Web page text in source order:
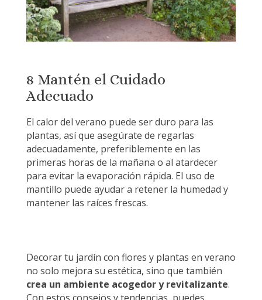
8 Mantén el Cuidado
Adecuado
El calor del verano puede ser duro para las
plantas, así que asegúrate de regarlas
adecuadamente, preferiblemente en las
primeras horas de la mañana o al atardecer
para evitar la evaporación rápida. El uso de
mantillo puede ayudar a retener la humedad y
mantener las raíces frescas.
Decorar tu jardín con flores y plantas en verano
no solo mejora su estética, sino que también
crea un ambiente acogedor y revitalizante.